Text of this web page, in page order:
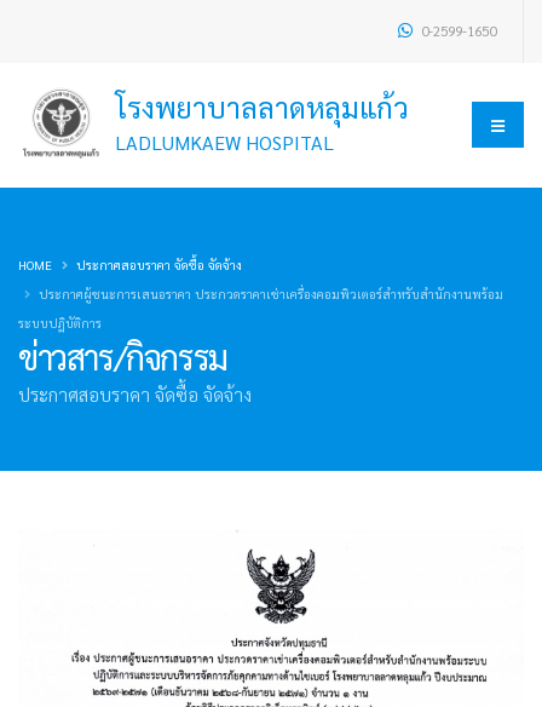
0-2599-1650
โรงพยาบาลลาดหลุมแก้ว
LADLUMKAEW HOSPITAL
ข่าวสาร/กิจกรรม
ประกาศสอบราคา จัดซื้อ จัดจ้าง
HOME
ประกาศสอบราคา จัดซื้อ จัดจ้าง
ประกาศผู้ชนะการเสนอราคา ประกวดราคาเช่าเครื่องคอมพิวเตอร์สำหรับสำนักงานพร้อม
ระบบปฏิบัติการ